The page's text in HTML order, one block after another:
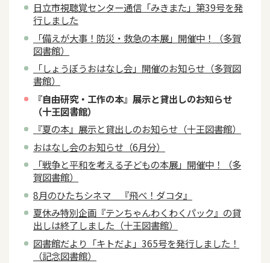
日立市視聴覚センター通信「みきまた」第39号を発
行しました
「備えが大事！防災・救急の本展」開催中！（多賀
図書館）
「しょうぼうおはなし会」開催のお知らせ（多賀図
書館）
『自由研究・工作の本』展示と貸出しのお知らせ
（十王図書館）
『夏の本』展示と貸出しのお知らせ（十王図書館）
おはなし会のお知らせ（6月分）
「戦争と平和を考える子どもの本展」開催中！（多
賀図書館）
8月のひたちシネマ 『飛べ！ダコタ』
夏休み特別企画『テンちゃんわくわくパック』の貸
出しは終了しました（十王図書館）
図書館だより「キトだよ」365号を発行しました！
（記念図書館）